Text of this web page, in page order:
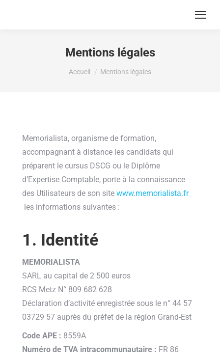
Mentions légales
Vous êtes ici :
Accueil Mentions légales
Memorialista, organisme de formation,
accompagnant à distance les candidats qui
préparent le cursus DSCG ou le Diplôme
d’Expertise Comptable, porte à la connaissance
des Utilisateurs de son site www.memorialista.fr
les informations suivantes :
1. Identité
MEMORIALISTA
SARL au capital de 2 500 euros
RCS Metz N° 809 682 628
Déclaration d’activité enregistrée sous le n° 44 57
03729 57 auprès du préfet de la région Grand-Est
Code APE : 8559A
Numéro de TVA intracommunautaire : FR 86